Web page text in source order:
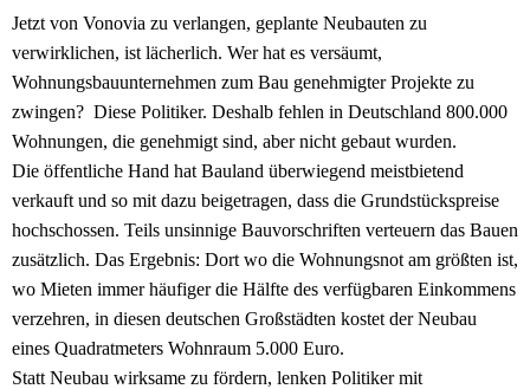
Jetzt von Vonovia zu verlangen, geplante Neubauten zu
verwirklichen, ist lächerlich. Wer hat es versäumt,
Wohnungsbauunternehmen zum Bau genehmigter Projekte zu
zwingen? Diese Politiker. Deshalb fehlen in Deutschland 800.000
Wohnungen, die genehmigt sind, aber nicht gebaut wurden.
Die öffentliche Hand hat Bauland überwiegend meistbietend
verkauft und so mit dazu beigetragen, dass die Grundstückspreise
hochschossen. Teils unsinnige Bauvorschriften verteuern das Bauen
zusätzlich. Das Ergebnis: Dort wo die Wohnungsnot am größten ist,
wo Mieten immer häufiger die Hälfte des verfügbaren Einkommens
verzehren, in diesen deutschen Großstädten kostet der Neubau
eines Quadratmeters Wohnraum 5.000 Euro.
Statt Neubau wirksame zu fördern, lenken Politiker mit